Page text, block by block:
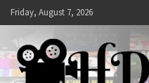
SkipFriday, August 7, 2026